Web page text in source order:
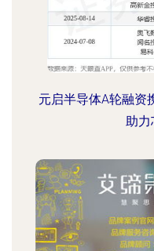
元启半导体A轮融资
助力